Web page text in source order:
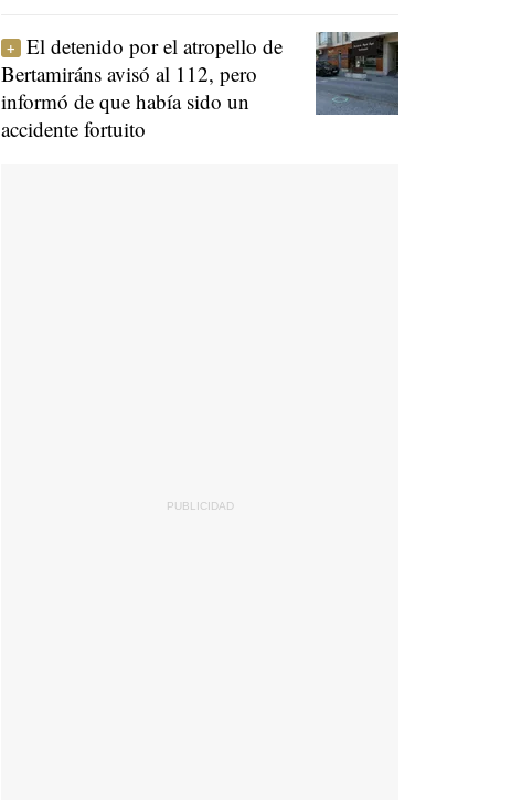
El detenido por el atropello de
Bertamiráns avisó al 112, pero
informó de que había sido un
accidente fortuito